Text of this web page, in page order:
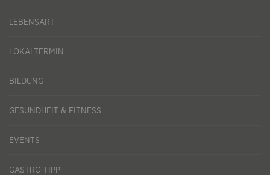
LEBENSART
LOKALTERMIN
BILDUNG
GESUNDHEIT & FITNESS
EVENTS
GASTRO-TIPP